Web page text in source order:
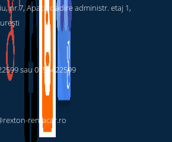
nr.7, Apaca cladire administr. etaj 1,
sau 0754422599
rentacar.ro